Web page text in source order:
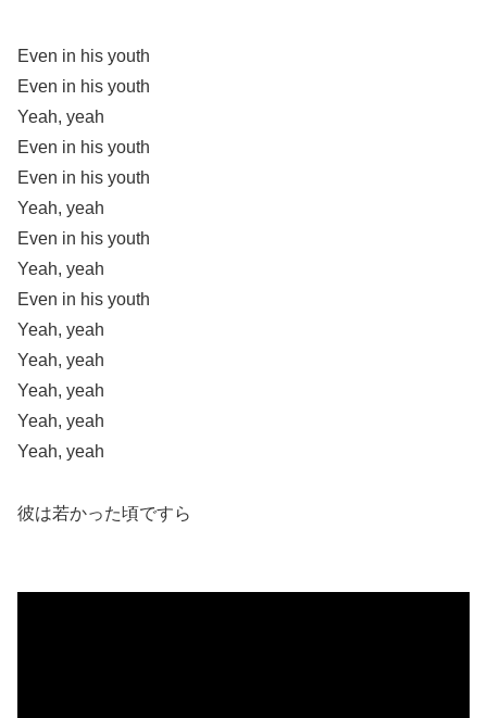
Even in his youth
Even in his youth
Yeah, yeah
Even in his youth
Even in his youth
Yeah, yeah
Even in his youth
Yeah, yeah
Even in his youth
Yeah, yeah
Yeah, yeah
Yeah, yeah
Yeah, yeah
Yeah, yeah
彼は若かった頃ですら